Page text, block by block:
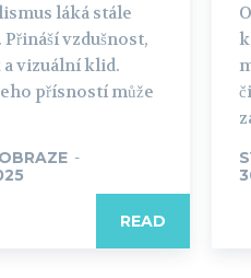
láká stále
vzdušnost,
a vizuální klid.
přísností může
-
READ